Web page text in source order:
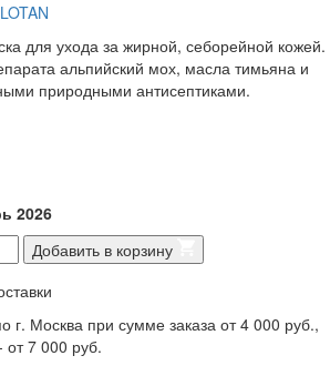
для ухода за жирной, себорейной кожей.
альпийский мох, масла тимьяна и
природными антисептиками.
2026
Добавить в корзину
г. Москва при сумме заказа от 4 000 руб.,
от 7 000 руб.